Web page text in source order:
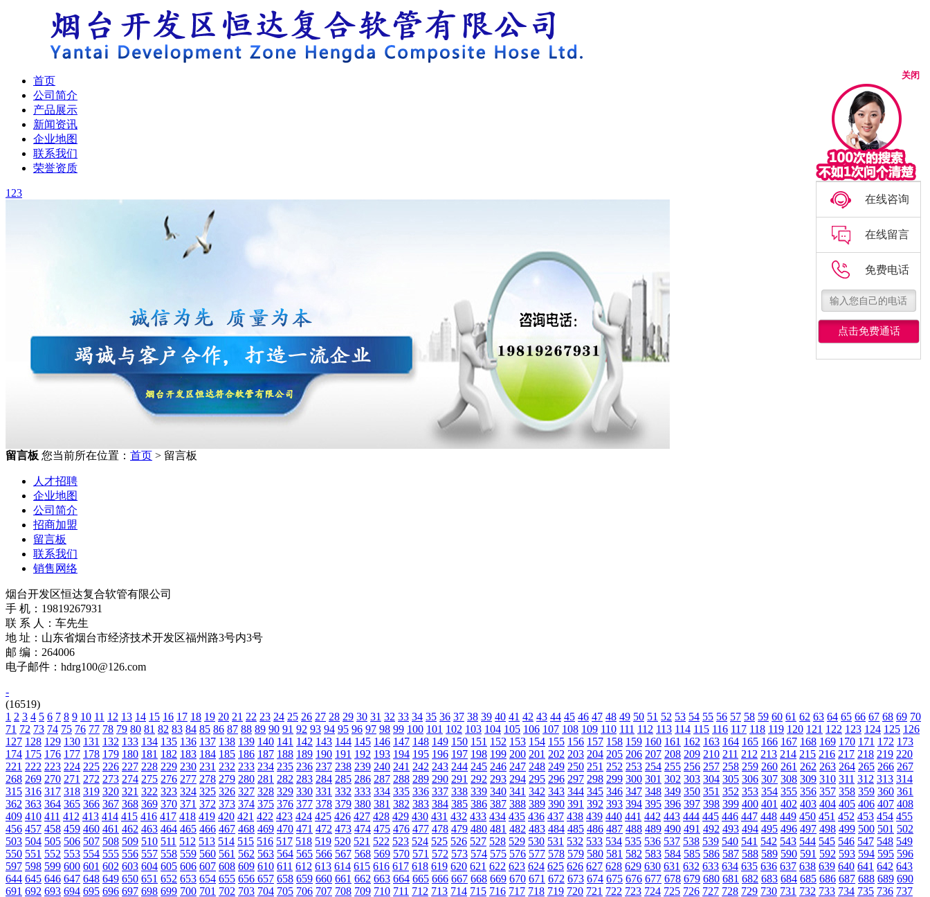
首页
公司简介
产品展示
新闻资讯
企业地图
联系我们
荣誉资质
1 23
留言板 您当前所在位置： 首页 > 留言板
人才招聘
企业地图
公司简介
招商加盟
留言板
联系我们
销售网络
烟台开发区恒达复合软管有限公司
手 机：19819267931
联 系 人：车先生
地 址：山东省烟台市经济技术开发区福州路3号内3号
邮 编：264006
电子邮件：hdrg100@126.com
-
(16519)
1 2 3 4 5 6 7 8 9 10 11 12 13 14 15 16 17 18 19 20 21 22 23 24 25 26 27 28 29 30 31 32 33 34 35 36 37 38 39 40 41 42 43 44 45 46 47 48 49 50 51 52 53 54 55 56 57 58 59 60 61 62 63 64 65 66 67 68 69 70
71 72 73 74 75 76 77 78 79 80 81 82 83 84 85 86 87 88 89 90 91 92 93 94 95 96 97 98 99 100 101 102 103 104 105 106 107 108 109 110 111 112 113 114 115 116 117 118 119 120 121 122 123 124 125 126
127 128 129 130 131 132 133 134 135 136 137 138 139 140 141 142 143 144 145 146 147 148 149 150 151 152 153 154 155 156 157 158 159 160 161 162 163 164 165 166 167 168 169 170 171 172 173
174 175 176 177 178 179 180 181 182 183 184 185 186 187 188 189 190 191 192 193 194 195 196 197 198 199 200 201 202 203 204 205 206 207 208 209 210 211 212 213 214 215 216 217 218 219 220
221 222 223 224 225 226 227 228 229 230 231 232 233 234 235 236 237 238 239 240 241 242 243 244 245 246 247 248 249 250 251 252 253 254 255 256 257 258 259 260 261 262 263 264 265 266 267
268 269 270 271 272 273 274 275 276 277 278 279 280 281 282 283 284 285 286 287 288 289 290 291 292 293 294 295 296 297 298 299 300 301 302 303 304 305 306 307 308 309 310 311 312 313 314
315 316 317 318 319 320 321 322 323 324 325 326 327 328 329 330 331 332 333 334 335 336 337 338 339 340 341 342 343 344 345 346 347 348 349 350 351 352 353 354 355 356 357 358 359 360 361
362 363 364 365 366 367 368 369 370 371 372 373 374 375 376 377 378 379 380 381 382 383 384 385 386 387 388 389 390 391 392 393 394 395 396 397 398 399 400 401 402 403 404 405 406 407 408
409 410 411 412 413 414 415 416 417 418 419 420 421 422 423 424 425 426 427 428 429 430 431 432 433 434 435 436 437 438 439 440 441 442 443 444 445 446 447 448 449 450 451 452 453 454 455
456 457 458 459 460 461 462 463 464 465 466 467 468 469 470 471 472 473 474 475 476 477 478 479 480 481 482 483 484 485 486 487 488 489 490 491 492 493 494 495 496 497 498 499 500 501 502
503 504 505 506 507 508 509 510 511 512 513 514 515 516 517 518 519 520 521 522 523 524 525 526 527 528 529 530 531 532 533 534 535 536 537 538 539 540 541 542 543 544 545 546 547 548 549
550 551 552 553 554 555 556 557 558 559 560 561 562 563 564 565 566 567 568 569 570 571 572 573 574 575 576 577 578 579 580 581 582 583 584 585 586 587 588 589 590 591 592 593 594 595 596
597 598 599 600 601 602 603 604 605 606 607 608 609 610 611 612 613 614 615 616 617 618 619 620 621 622 623 624 625 626 627 628 629 630 631 632 633 634 635 636 637 638 639 640 641 642 643
644 645 646 647 648 649 650 651 652 653 654 655 656 657 658 659 660 661 662 663 664 665 666 667 668 669 670 671 672 673 674 675 676 677 678 679 680 681 682 683 684 685 686 687 688 689 690
691 692 693 694 695 696 697 698 699 700 701 702 703 704 705 706 707 708 709 710 711 712 713 714 715 716 717 718 719 720 721 722 723 724 725 726 727 728 729 730 731 732 733 734 735 736 737